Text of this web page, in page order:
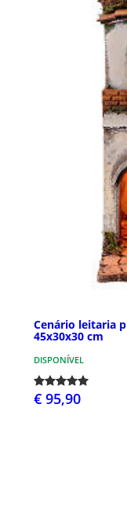
Cenário leitaria
45x30x30 cm
DISPONÍVEL
€ 95,90